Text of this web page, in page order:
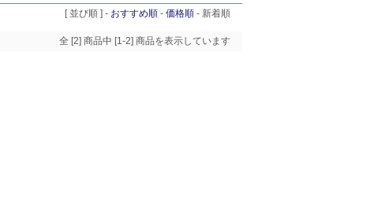
[ 並び順 ] - おすすめ順 - 価格順 - 新着順
全 [2] 商品中 [1-2] 商品を表示しています